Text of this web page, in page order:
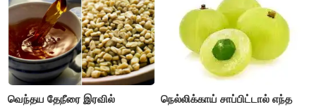
வெந்தய தேநீரை இரவில்
நெல்லிக்காய் சாப்பிட்டால் எந்த